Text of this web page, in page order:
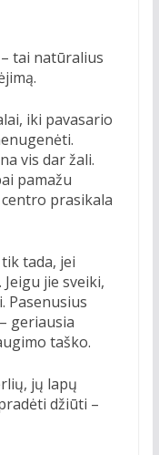
tai natūralius
iki pavasario
vis dar žali.
pamažu
prasikala
tada, jei
jie sveiki,
Pasenusius
geriausia
taško.
jų lapų
džiūti –